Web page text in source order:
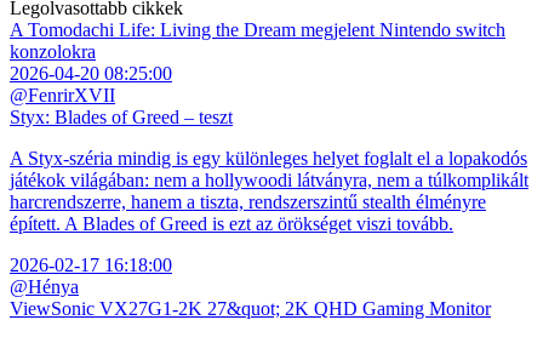
Legolvasottabb cikkek
A Tomodachi Life: Living the Dream megjelent Nintendo switch
konzolokra
2026-04-20 08:25:00
@FenrirXVII
Styx: Blades of Greed – teszt
A Styx-széria mindig is egy különleges helyet foglalt el a lopakodós
játékok világában: nem a hollywoodi látványra, nem a túlkomplikált
harcrendszerre, hanem a tiszta, rendszerszintű stealth élményre
épített. A Blades of Greed is ezt az örökséget viszi tovább.
2026-02-17 16:18:00
@Hénya
ViewSonic VX27G1-2K 27&quot; 2K QHD Gaming Monitor